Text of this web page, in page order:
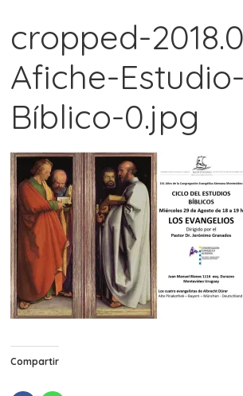
cropped-
Afiche-Estudio-
Bíblico-0.jpg
Compartir